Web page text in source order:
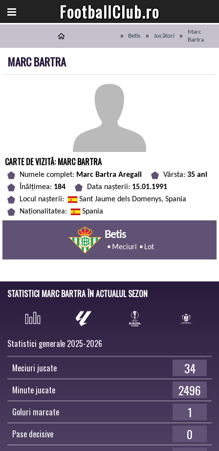
FootballClub.ro
Betis Jucători
Marc
Bartra
MARC BARTRA
CARTE DE VIZITĂ: MARC BARTRA
Numele complet: Marc Bartra Aregall Vârsta: 35 ani
Înălțimea: 184 Data nașterii: 15.01.1991
Locul nașterii:
Sant Jaume dels Domenys, Spania
Naționalitatea:
Spania
Betis
Meciuri Lot
STATISTICI MARC BARTRA ÎN ACTUALUL SEZON
Statistici generale 2025-2026
Meciuri jucate 34
Minute jucate 2496
Goluri marcate 1
Pase decisive 0